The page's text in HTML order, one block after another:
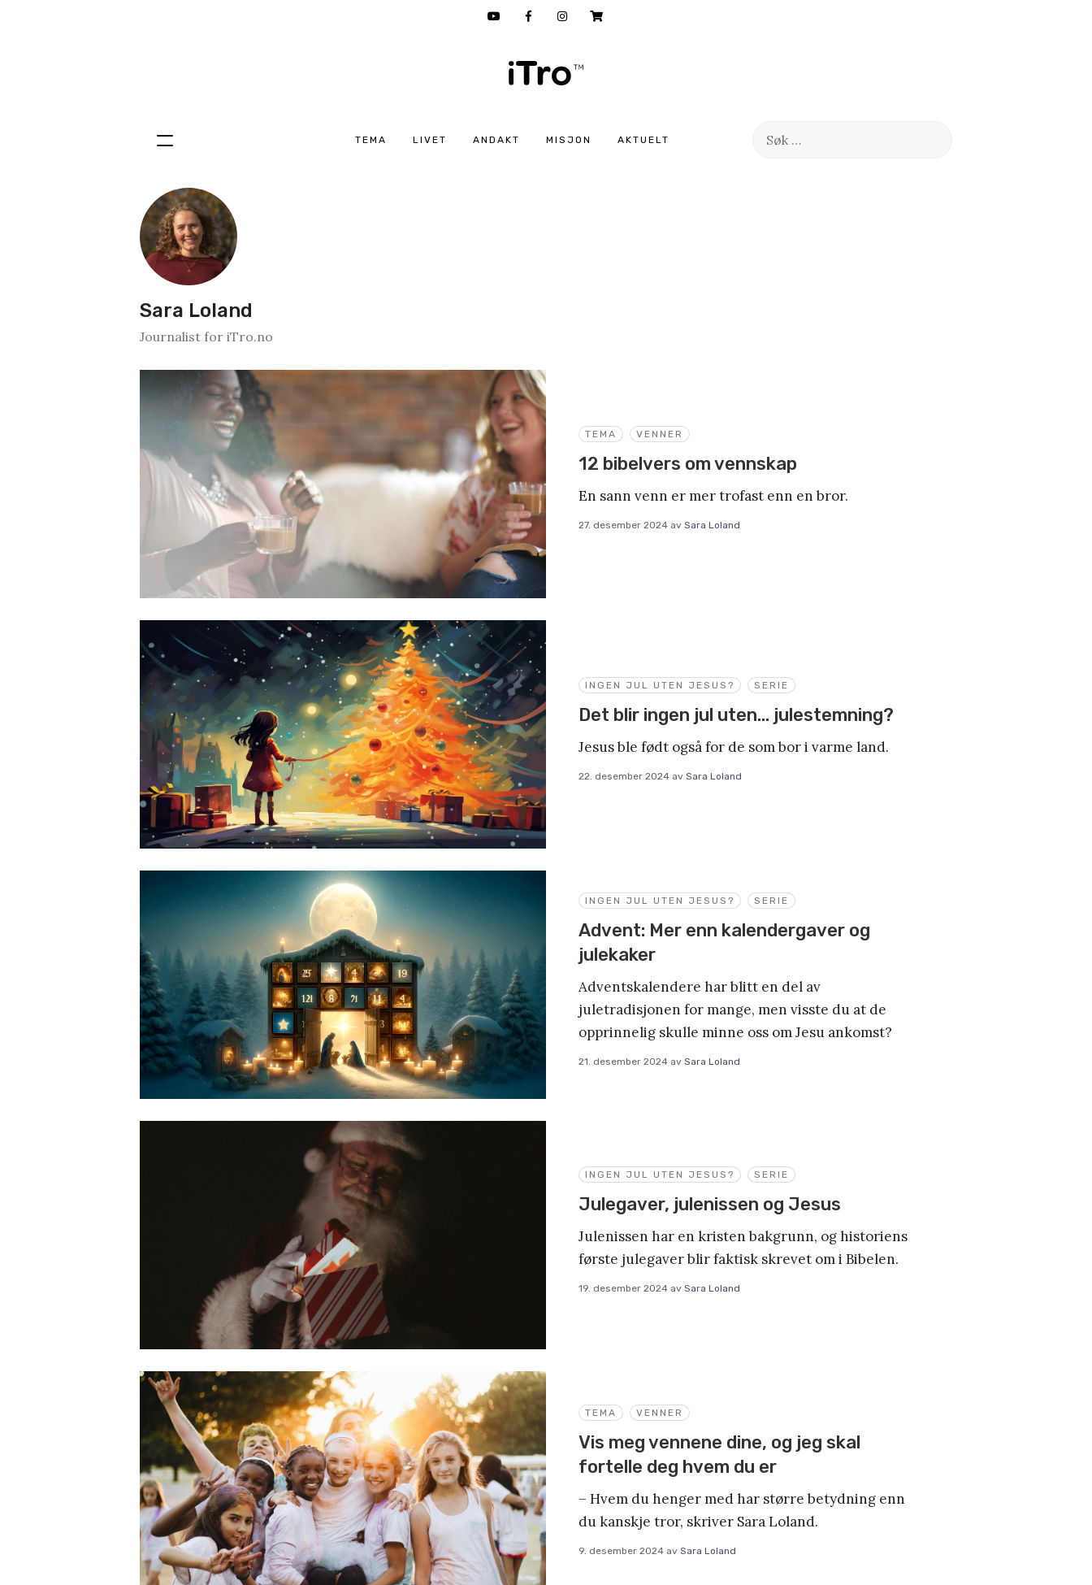
TEMA LIVET ANDAKT MISJON AKTUELT
Søk
Hopp
innhold
Sara Loland
Journalist for iTro.no
TEMA VENNER
12 bibelvers om vennskap
En sann venn er mer trofast enn en bror.
27. desember 2024 av Sara Loland
INGEN JUL UTEN JESUS? SERIE
Det blir ingen jul uten… julestemning?
Jesus ble født også for de som bor i varme land.
22. desember 2024 av Sara Loland
INGEN JUL UTEN JESUS? SERIE
Advent: Mer enn kalendergaver og
julekaker
Adventskalendere har blitt en del av
juletradisjonen for mange, men visste du at de
opprinnelig skulle minne oss om Jesu ankomst?
21. desember 2024 av Sara Loland
INGEN JUL UTEN JESUS? SERIE
Julegaver, julenissen og Jesus
Julenissen har en kristen bakgrunn, og historiens
første julegaver blir faktisk skrevet om i Bibelen.
19. desember 2024 av Sara Loland
TEMA VENNER
Vis meg vennene dine, og jeg skal
fortelle deg hvem du er
– Hvem du henger med har større betydning enn
du kanskje tror, skriver Sara Loland.
9. desember 2024 av Sara Loland